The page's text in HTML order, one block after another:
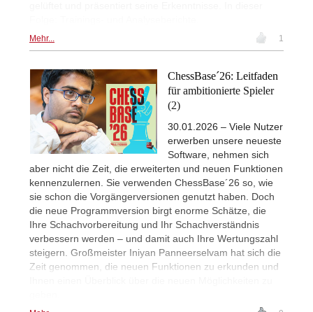
Mehr... 1
ChessBase´26: Leitfaden
für ambitionierte Spieler
(2)
30.01.2026 – Viele Nutzer
erwerben unsere neueste
Software, nehmen sich
aber nicht die Zeit, die erweiterten und neuen Funktionen
kennenzulernen. Sie verwenden ChessBase´26 so, wie
sie schon die Vorgängerversionen genutzt haben. Doch
die neue Programmversion birgt enorme Schätze, die
Ihre Schachvorbereitung und Ihr Schachverständnis
verbessern werden – und damit auch Ihre Wertungszahl
steigern. Großmeister Iniyan Panneerselvam hat sich die
Zeit genommen, die neuen Funktionen zu erkunden und